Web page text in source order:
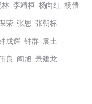
李靖桓 杨向红 杨倩
荣 张恩 张朝标
成辉 钟群 袁土
良 阎旭 景建龙